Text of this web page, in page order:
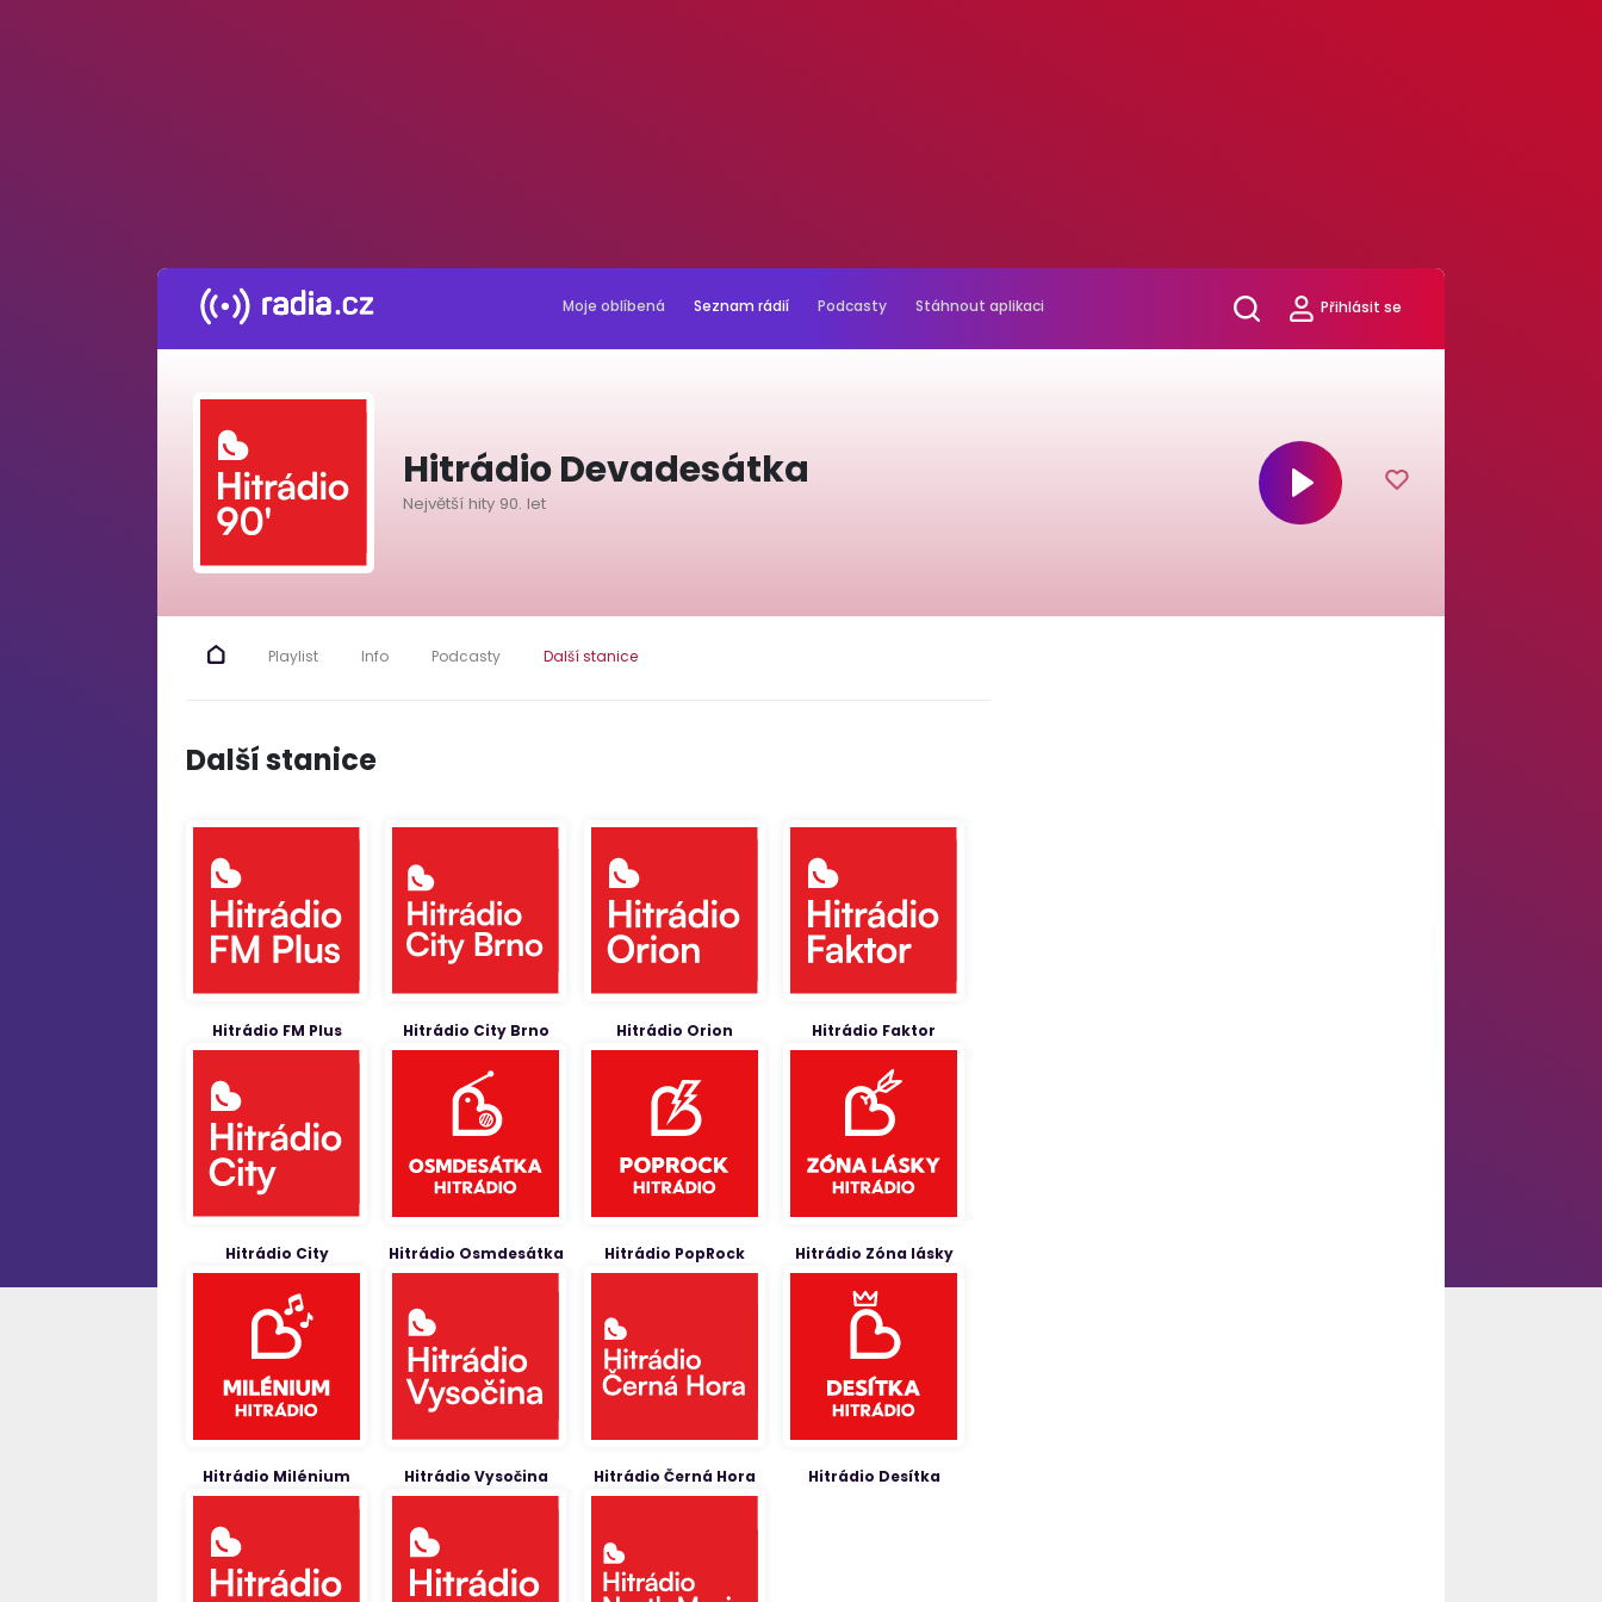
Moje oblíbená Seznam rádií Podcasty Stáhnout aplikaci Přihlásit se
Hitrádio Devadesátka
Největší hity 90. let
Playlist Info Podcasty Další stanice
Další stanice
Hitrádio FM Plus Hitrádio City Brno Hitrádio Orion Hitrádio Faktor
Hitrádio City Hitrádio Osmdesátka Hitrádio PopRock Hitrádio Zóna lásky
Hitrádio Milénium Hitrádio Vysočina Hitrádio Černá Hora Hitrádio Desítka